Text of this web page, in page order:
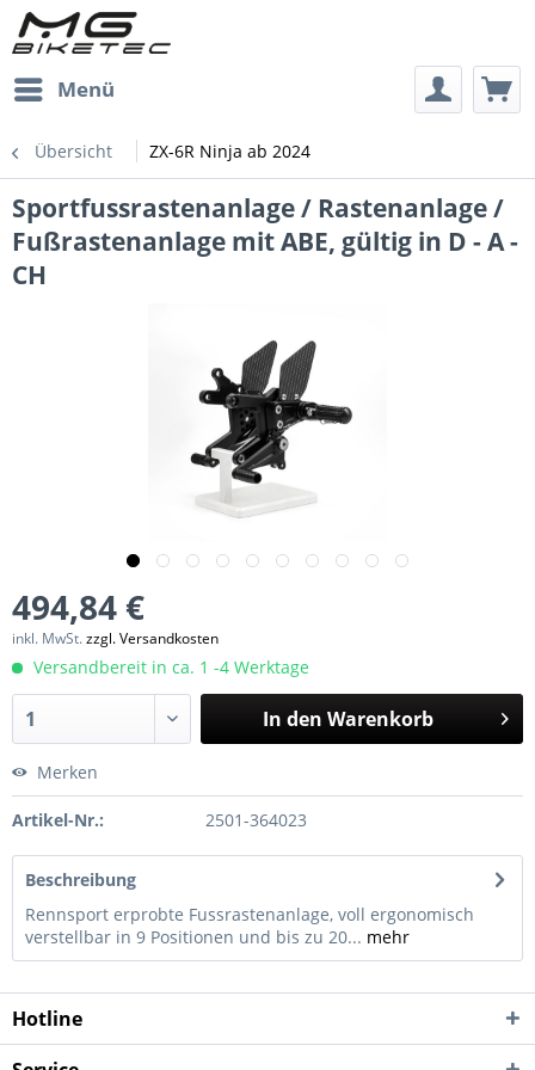
Menü
Übersicht ZX-6R Ninja ab 2024
Sportfussrastenanlage / Rastenanlage /
Fußrastenanlage mit ABE, gültig in D - A -
CH
494,84 €
inkl. MwSt.zzgl. Versandkosten
Versandbereit in ca. 1 -4 Werktage
In den Warenkorb
Merken
Artikel-Nr.: 2501-364023
Beschreibung
Rennsport erprobte Fussrastenanlage, voll ergonomisch
verstellbar in 9 Positionen und bis zu 20... mehr
Hotline